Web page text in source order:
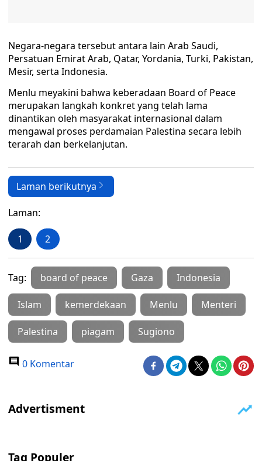
Negara-negara tersebut antara lain Arab Saudi,
Persatuan Emirat Arab, Qatar, Yordania, Turki, Pakistan,
Mesir, serta Indonesia.
Menlu meyakini bahwa keberadaan Board of Peace
merupakan langkah konkret yang telah lama
dinantikan oleh masyarakat internasional dalam
mengawal proses perdamaian Palestina secara lebih
terarah dan berkelanjutan.
Laman berikutnya
Laman:
1 2
Tag: board of peace Gaza Indonesia
Islam kemerdekaan Menlu Menteri
Palestina piagam Sugiono
0 Komentar
Tag Populer